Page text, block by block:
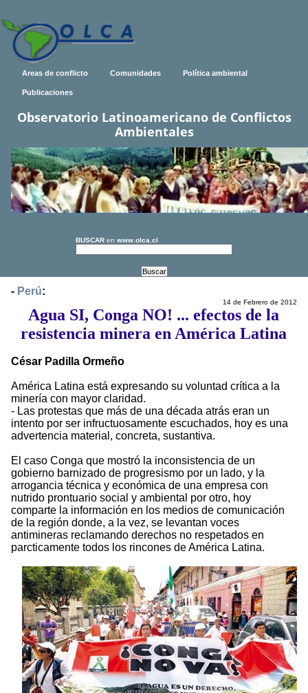
Areas de conflicto Comunidades Política ambiental
Publicaciones
Observatorio Latinoamericano de Conflictos
Ambientales
BUSCAR en www.olca.cl
- Perú:
14 de Febrero de 2012
Agua SI, Conga NO! ... efectos de la
resistencia minera en América Latina
César Padilla Ormeño
América Latina está expresando su voluntad crítica a la
minería con mayor claridad.
- Las protestas que más de una década atrás eran un
intento por ser infructuosamente escuchados, hoy es una
advertencia material, concreta, sustantiva.
El caso Conga que mostró la inconsistencia de un
gobierno barnizado de progresismo por un lado, y la
arrogancia técnica y económica de una empresa con
nutrido prontuario social y ambiental por otro, hoy
comparte la información en los medios de comunicación
de la región donde, a la vez, se levantan voces
antimineras reclamando derechos no respetados en
parcticamente todos los rincones de América Latina.